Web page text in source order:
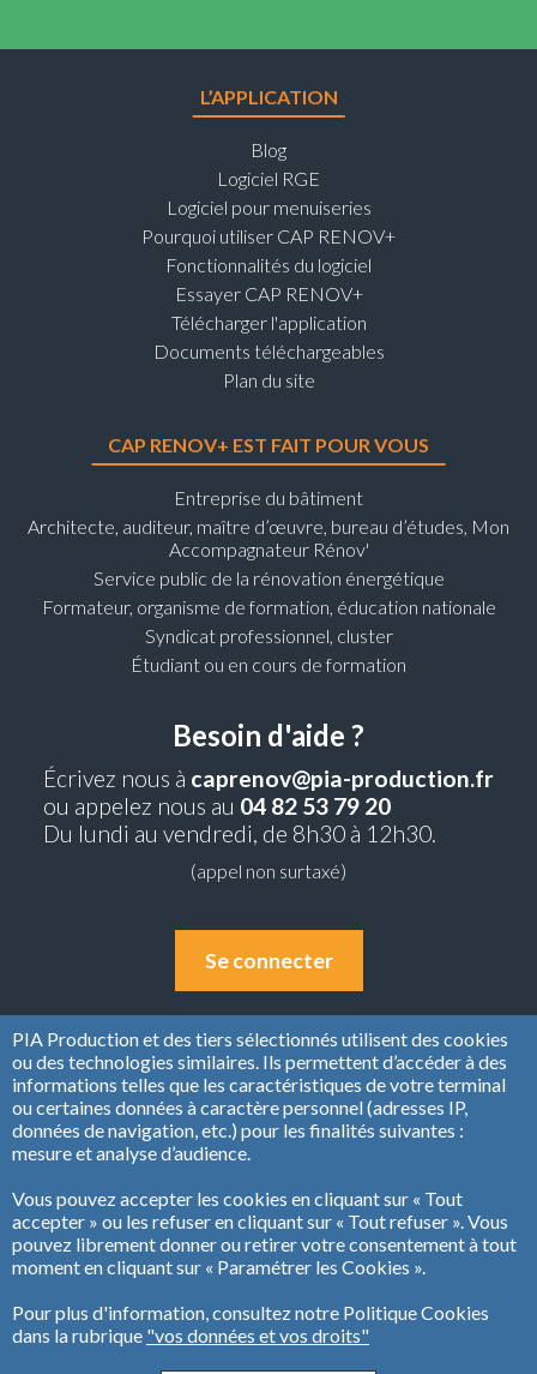
L’APPLICATION
Blog
Logiciel RGE
Logiciel pour menuiseries
Pourquoi utiliser CAP RENOV+
Fonctionnalités du logiciel
Essayer CAP RENOV+
Télécharger l'application
Documents téléchargeables
Plan du site
CAP RENOV+ EST FAIT POUR VOUS
Entreprise du bâtiment
Architecte, auditeur, maître d’œuvre, bureau d’études, Mon
Accompagnateur Rénov'
Service public de la rénovation énergétique
Formateur, organisme de formation, éducation nationale
Syndicat professionnel, cluster
Étudiant ou en cours de formation
Besoin d'aide ?
Écrivez nous à caprenov@pia-production.fr
ou appelez nous au 04 82 53 79 20
Du lundi au vendredi, de 8h30 à 12h30.
(appel non surtaxé)
Se connecter
Copyright © PIA PRODUCTION 2020
Mentions légales
PIA Production et des tiers sélectionnés utilisent des cookies
ou des technologies similaires. Ils permettent d’accéder à des
informations telles que les caractéristiques de votre terminal
ou certaines données à caractère personnel (adresses IP,
données de navigation, etc.) pour les finalités suivantes :
mesure et analyse d’audience.
Vous pouvez accepter les cookies en cliquant sur « Tout
accepter » ou les refuser en cliquant sur « Tout refuser ». Vous
pouvez librement donner ou retirer votre consentement à tout
moment en cliquant sur « Paramétrer les Cookies ».
Pour plus d'information, consultez notre Politique Cookies
dans la rubrique "vos données et vos droits"